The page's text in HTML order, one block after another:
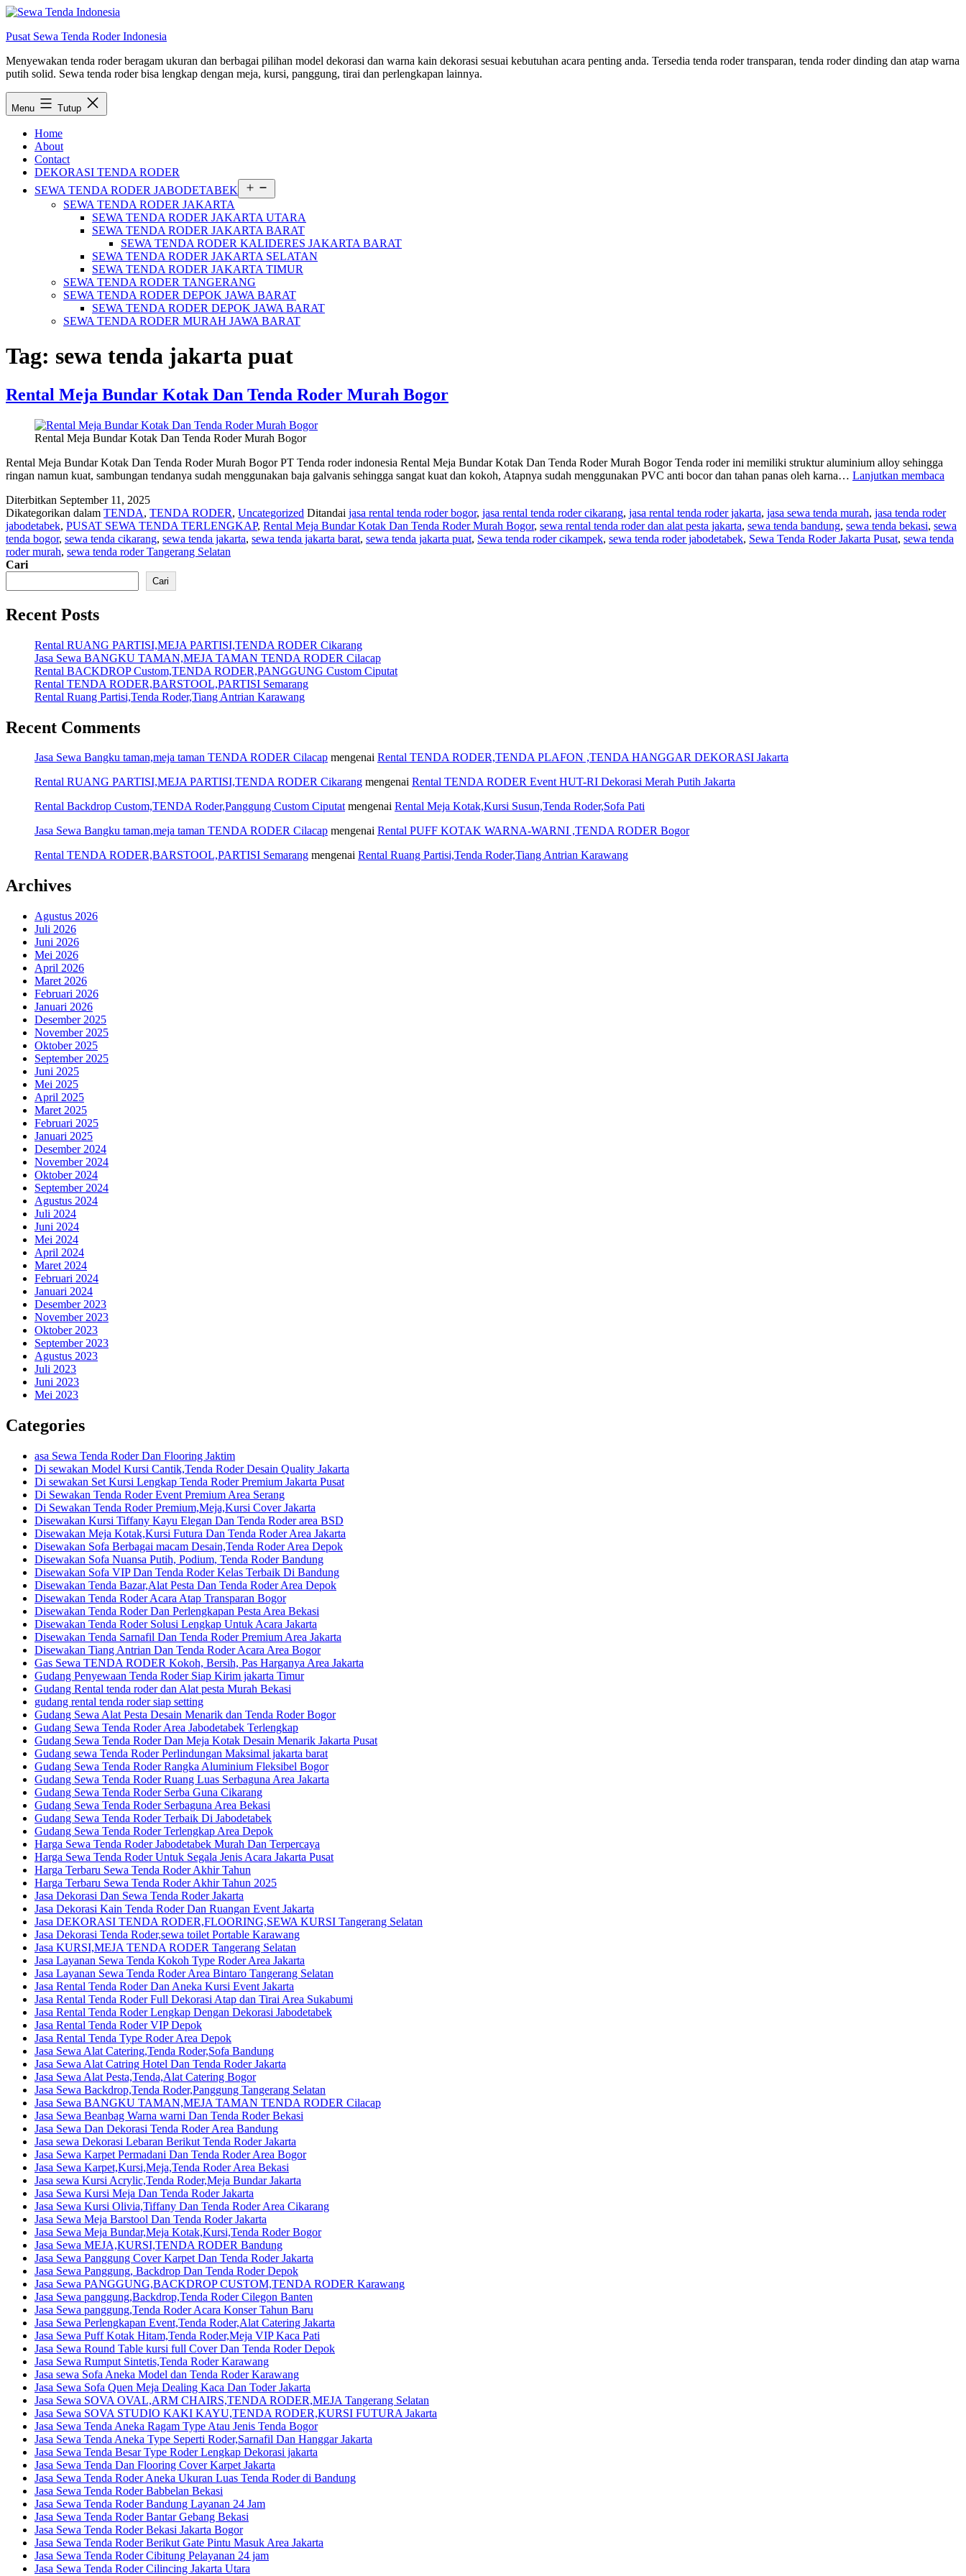
Lewati
konten
Pusat Sewa Tenda Roder Indonesia
Menyewakan tenda roder beragam ukuran dan berbagai pilihan model dekorasi dan warna kain dekorasi sesuai kebutuhan acara penting anda. Tersedia tenda roder transparan, tenda roder dinding dan atap warna
putih solid. Sewa tenda roder bisa lengkap dengan meja, kursi, panggung, tirai dan perlengkapan lainnya.
Menu Tutup
Home
About
Contact
DEKORASI TENDA RODER
SEWA TENDA RODER JABODETABEK
menu
SEWA TENDA RODER JAKARTA
SEWA TENDA RODER JAKARTA UTARA
SEWA TENDA RODER JAKARTA BARAT
SEWA TENDA RODER KALIDERES JAKARTA BARAT
SEWA TENDA RODER JAKARTA SELATAN
SEWA TENDA RODER JAKARTA TIMUR
SEWA TENDA RODER TANGERANG
SEWA TENDA RODER DEPOK JAWA BARAT
SEWA TENDA RODER DEPOK JAWA BARAT
SEWA TENDA RODER MURAH JAWA BARAT
Tag: sewa tenda jakarta puat
Rental Meja Bundar Kotak Dan Tenda Roder Murah Bogor
Rental Meja Bundar Kotak Dan Tenda Roder Murah Bogor
Rental Meja Bundar Kotak Dan Tenda Roder Murah Bogor PT Tenda roder indonesia Rental Meja Bundar Kotak Dan Tenda Roder Murah Bogor Tenda roder ini memiliki struktur aluminium alloy sehingga
ringan namun kuat, sambungan tendanya sudah menggunakan baja galvanis sehingga sangat kuat dan kokoh, Atapnya sudah menggunakan PVC anti bocor dan tahan panas oleh karna… Lanjutkan membaca
Dan
Diterbitkan September 11, 2025
Dikategorikan dalam TENDA, TENDA RODER, Uncategorized Ditandai jasa rental tenda roder bogor, jasa rental tenda roder cikarang, jasa rental tenda roder jakarta, jasa sewa tenda murah, jasa tenda roder
jabodetabek, PUSAT SEWA TENDA TERLENGKAP, Rental Meja Bundar Kotak Dan Tenda Roder Murah Bogor, sewa rental tenda roder dan alat pesta jakarta, sewa tenda bandung, sewa tenda bekasi, sewa
tenda bogor, sewa tenda cikarang, sewa tenda jakarta, sewa tenda jakarta barat, sewa tenda jakarta puat, Sewa tenda roder cikampek, sewa tenda roder jabodetabek, Sewa Tenda Roder Jakarta Pusat, sewa tenda
roder murah, sewa tenda roder Tangerang Selatan
Cari
Cari
Recent Posts
Rental RUANG PARTISI,MEJA PARTISI,TENDA RODER Cikarang
Jasa Sewa BANGKU TAMAN,MEJA TAMAN TENDA RODER Cilacap
Rental BACKDROP Custom,TENDA RODER,PANGGUNG Custom Ciputat
Rental TENDA RODER,BARSTOOL,PARTISI Semarang
Rental Ruang Partisi,Tenda Roder,Tiang Antrian Karawang
Recent Comments
Jasa Sewa Bangku taman,meja taman TENDA RODER Cilacap mengenai Rental TENDA RODER,TENDA PLAFON ,TENDA HANGGAR DEKORASI Jakarta
Rental RUANG PARTISI,MEJA PARTISI,TENDA RODER Cikarang mengenai Rental TENDA RODER Event HUT-RI Dekorasi Merah Putih Jakarta
Rental Backdrop Custom,TENDA Roder,Panggung Custom Ciputatmengenai Rental Meja Kotak,Kursi Susun,Tenda Roder,Sofa Pati
Jasa Sewa Bangku taman,meja taman TENDA RODER Cilacap mengenai Rental PUFF KOTAK WARNA-WARNI ,TENDA RODER Bogor
Rental TENDA RODER,BARSTOOL,PARTISI Semarang mengenai Rental Ruang Partisi,Tenda Roder,Tiang Antrian Karawang
Archives
Agustus 2026
Juli 2026
Juni 2026
Mei 2026
April 2026
Maret 2026
Februari 2026
Januari 2026
Desember 2025
November 2025
Oktober 2025
September 2025
Juni 2025
Mei 2025
April 2025
Maret 2025
Februari 2025
Januari 2025
Desember 2024
November 2024
Oktober 2024
September 2024
Agustus 2024
Juli 2024
Juni 2024
Mei 2024
April 2024
Maret 2024
Februari 2024
Januari 2024
Desember 2023
November 2023
Oktober 2023
September 2023
Agustus 2023
Juli 2023
Juni 2023
Mei 2023
Categories
asa Sewa Tenda Roder Dan Flooring Jaktim
Di sewakan Model Kursi Cantik,Tenda Roder Desain Quality Jakarta
Di sewakan Set Kursi Lengkap Tenda Roder Premium Jakarta Pusat
Di Sewakan Tenda Roder Event Premium Area Serang
Di Sewakan Tenda Roder Premium,Meja,Kursi Cover Jakarta
Disewakan Kursi Tiffany Kayu Elegan Dan Tenda Roder area BSD
Disewakan Meja Kotak,Kursi Futura Dan Tenda Roder Area Jakarta
Disewakan Sofa Berbagai macam Desain,Tenda Roder Area Depok
Disewakan Sofa Nuansa Putih, Podium, Tenda Roder Bandung
Disewakan Sofa VIP Dan Tenda Roder Kelas Terbaik Di Bandung
Disewakan Tenda Bazar,Alat Pesta Dan Tenda Roder Area Depok
Disewakan Tenda Roder Acara Atap Transparan Bogor
Disewakan Tenda Roder Dan Perlengkapan Pesta Area Bekasi
Disewakan Tenda Roder Solusi Lengkap Untuk Acara Jakarta
Disewakan Tenda Sarnafil Dan Tenda Roder Premium Area Jakarta
Disewakan Tiang Antrian Dan Tenda Roder Acara Area Bogor
Gas Sewa TENDA RODER Kokoh, Bersih, Pas Harganya Area Jakarta
Gudang Penyewaan Tenda Roder Siap Kirim jakarta Timur
Gudang Rental tenda roder dan Alat pesta Murah Bekasi
gudang rental tenda roder siap setting
Gudang Sewa Alat Pesta Desain Menarik dan Tenda Roder Bogor
Gudang Sewa Tenda Roder Area Jabodetabek Terlengkap
Gudang Sewa Tenda Roder Dan Meja Kotak Desain Menarik Jakarta Pusat
Gudang sewa Tenda Roder Perlindungan Maksimal jakarta barat
Gudang Sewa Tenda Roder Rangka Aluminium Fleksibel Bogor
Gudang Sewa Tenda Roder Ruang Luas Serbaguna Area Jakarta
Gudang Sewa Tenda Roder Serba Guna Cikarang
Gudang Sewa Tenda Roder Serbaguna Area Bekasi
Gudang Sewa Tenda Roder Terbaik Di Jabodetabek
Gudang Sewa Tenda Roder Terlengkap Area Depok
Harga Sewa Tenda Roder Jabodetabek Murah Dan Terpercaya
Harga Sewa Tenda Roder Untuk Segala Jenis Acara Jakarta Pusat
Harga Terbaru Sewa Tenda Roder Akhir Tahun
Harga Terbaru Sewa Tenda Roder Akhir Tahun 2025
Jasa Dekorasi Dan Sewa Tenda Roder Jakarta
Jasa Dekorasi Kain Tenda Roder Dan Ruangan Event Jakarta
Jasa DEKORASI TENDA RODER,FLOORING,SEWA KURSI Tangerang Selatan
Jasa Dekorasi Tenda Roder,sewa toilet Portable Karawang
Jasa KURSI,MEJA TENDA RODER Tangerang Selatan
Jasa Layanan Sewa Tenda Kokoh Type Roder Area Jakarta
Jasa Layanan Sewa Tenda Roder Area Bintaro Tangerang Selatan
Jasa Rental Tenda Roder Dan Aneka Kursi Event Jakarta
Jasa Rental Tenda Roder Full Dekorasi Atap dan Tirai Area Sukabumi
Jasa Rental Tenda Roder Lengkap Dengan Dekorasi Jabodetabek
Jasa Rental Tenda Roder VIP Depok
Jasa Rental Tenda Type Roder Area Depok
Jasa Sewa Alat Catering,Tenda Roder,Sofa Bandung
Jasa Sewa Alat Catring Hotel Dan Tenda Roder Jakarta
Jasa Sewa Alat Pesta,Tenda,Alat Catering Bogor
Jasa Sewa Backdrop,Tenda Roder,Panggung Tangerang Selatan
Jasa Sewa BANGKU TAMAN,MEJA TAMAN TENDA RODER Cilacap
Jasa Sewa Beanbag Warna warni Dan Tenda Roder Bekasi
Jasa Sewa Dan Dekorasi Tenda Roder Area Bandung
Jasa sewa Dekorasi Lebaran Berikut Tenda Roder Jakarta
Jasa Sewa Karpet Permadani Dan Tenda Roder Area Bogor
Jasa Sewa Karpet,Kursi,Meja,Tenda Roder Area Bekasi
Jasa sewa Kursi Acrylic,Tenda Roder,Meja Bundar Jakarta
Jasa Sewa Kursi Meja Dan Tenda Roder Jakarta
Jasa Sewa Kursi Olivia,Tiffany Dan Tenda Roder Area Cikarang
Jasa Sewa Meja Barstool Dan Tenda Roder Jakarta
Jasa Sewa Meja Bundar,Meja Kotak,Kursi,Tenda Roder Bogor
Jasa Sewa MEJA,KURSI,TENDA RODER Bandung
Jasa Sewa Panggung Cover Karpet Dan Tenda Roder Jakarta
Jasa Sewa Panggung, Backdrop Dan Tenda Roder Depok
Jasa Sewa PANGGUNG,BACKDROP CUSTOM,TENDA RODER Karawang
Jasa Sewa panggung,Backdrop,Tenda Roder Cilegon Banten
Jasa Sewa panggung,Tenda Roder Acara Konser Tahun Baru
Jasa Sewa Perlengkapan Event,Tenda Roder,Alat Catering Jakarta
Jasa Sewa Puff Kotak Hitam,Tenda Roder,Meja VIP Kaca Pati
Jasa Sewa Round Table kursi full Cover Dan Tenda Roder Depok
Jasa Sewa Rumput Sintetis,Tenda Roder Karawang
Jasa sewa Sofa Aneka Model dan Tenda Roder Karawang
Jasa Sewa Sofa Quen Meja Dealing Kaca Dan Toder Jakarta
Jasa Sewa SOVA OVAL,ARM CHAIRS,TENDA RODER,MEJA Tangerang Selatan
Jasa Sewa SOVA STUDIO KAKI KAYU,TENDA RODER,KURSI FUTURA Jakarta
Jasa Sewa Tenda Aneka Ragam Type Atau Jenis Tenda Bogor
Jasa Sewa Tenda Aneka Type Seperti Roder,Sarnafil Dan Hanggar Jakarta
Jasa Sewa Tenda Besar Type Roder Lengkap Dekorasi jakarta
Jasa Sewa Tenda Dan Flooring Cover Karpet Jakarta
Jasa Sewa Tenda Roder Aneka Ukuran Luas Tenda Roder di Bandung
Jasa Sewa Tenda Roder Babbelan Bekasi
Jasa Sewa Tenda Roder Bandung Layanan 24 Jam
Jasa Sewa Tenda Roder Bantar Gebang Bekasi
Jasa Sewa Tenda Roder Bekasi Jakarta Bogor
Jasa Sewa Tenda Roder Berikut Gate Pintu Masuk Area Jakarta
Jasa Sewa Tenda Roder Cibitung Pelayanan 24 jam
Jasa Sewa Tenda Roder Cilincing Jakarta Utara